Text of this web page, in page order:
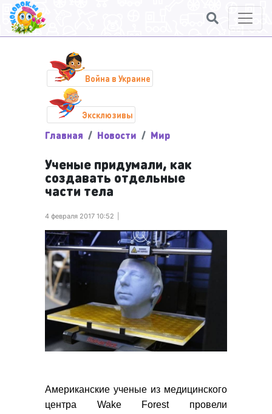
Война в Украине
Эксклюзивы
Главная Новости Мир
Ученые придумали, как
создавать отдельные
части тела
4 февраля 2017 10:52
Американские ученые из медицинского
центра Wake Forest провели